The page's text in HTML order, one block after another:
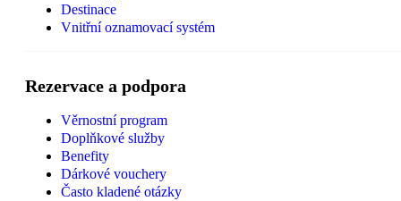
Destinace
Vnitřní oznamovací systém
Rezervace a podpora
Věrnostní program
Doplňkové služby
Benefity
Dárkové vouchery
Často kladené otázky